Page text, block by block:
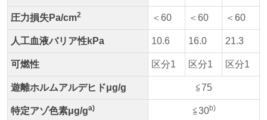
圧力損失Pa/cm2 ＜60 ＜60 ＜60
人工血液バリア性kPa 10.6 16.0 21.3
可燃性 区分1 区分1 区分1
遊離ホルムアルデヒドμg/g ≦75
特定アゾ色素μg/ga) ≦30b)